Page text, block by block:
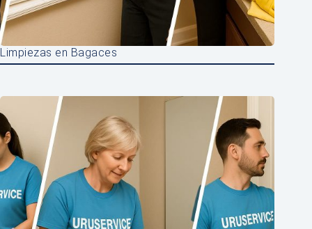
Limpiezas en Bagaces